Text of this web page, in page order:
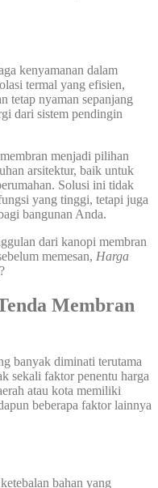
kenyamanan dalam
termal yang efisien,
tetap nyaman sepanjang
dari sistem pendingin
menjadi pilihan
arsitektur, baik untuk
Solusi ini tidak
yang tinggi, tetapi juga
bangunan Anda.
dari kanopi membran
memesan, Harga
Membran
banyak diminati terutama
sekali faktor penentu harga
atau kota memiliki
beberapa faktor lainnya
bahan yang